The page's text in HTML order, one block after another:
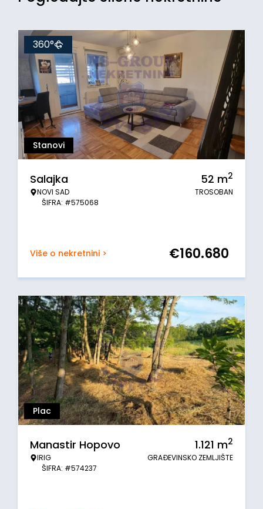
Stanovi
360°
Salajka
NOVI SAD
ŠIFRA: #575068
52 m2
TROSOBAN
Više o nekretnini > €160.680
Plac
Manastir Hopovo
IRIG
ŠIFRA: #574237
1.121 m2
GRAĐEVINSKO ZEMLJIŠTE